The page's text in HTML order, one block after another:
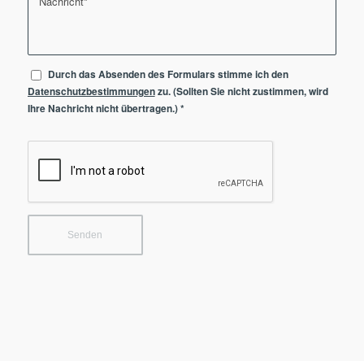
Durch das Absenden des Formulars stimme ich den
Datenschutzbestimmungenzu. (Sollten Sie nicht zustimmen, wird
Ihre Nachricht nicht übertragen.)*